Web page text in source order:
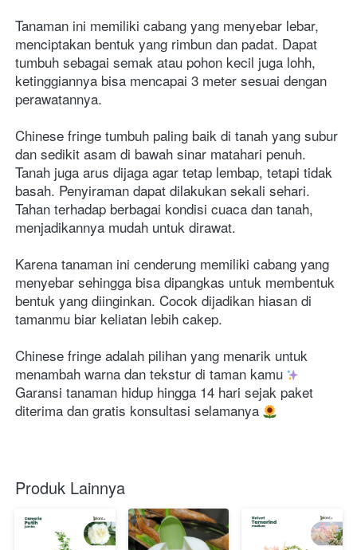
Tanaman ini memiliki cabang yang menyebar lebar,
menciptakan bentuk yang rimbun dan padat. Dapat
tumbuh sebagai semak atau pohon kecil juga lohh,
ketinggiannya bisa mencapai 3 meter sesuai dengan
perawatannya.
Chinese fringe tumbuh paling baik di tanah yang subur
dan sedikit asam di bawah sinar matahari penuh.
Tanah juga arus dijaga agar tetap lembap, tetapi tidak
basah. Penyiraman dapat dilakukan sekali sehari.
Tahan terhadap berbagai kondisi cuaca dan tanah,
menjadikannya mudah untuk dirawat.
Karena tanaman ini cenderung memiliki cabang yang
menyebar sehingga bisa dipangkas untuk membentuk
bentuk yang diinginkan. Cocok dijadikan hiasan di
tamanmu biar keliatan lebih cakep.
Chinese fringe adalah pilihan yang menarik untuk
menambah warna dan tekstur di taman kamu
Garansi tanaman hidup hingga 14 hari sejak paket
diterima dan gratis konsultasi selamanya
Produk Lainnya